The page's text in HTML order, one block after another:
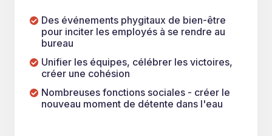
Des événements phygitaux de bien-être
pour inciter les employés à se rendre au
bureau
Unifier les équipes, célébrer les victoires,
créer une cohésion
Nombreuses fonctions sociales - créer le
nouveau moment de détente dans l'eau